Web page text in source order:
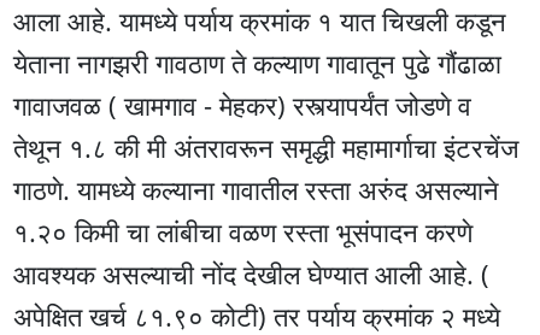
आला आहे. यामध्ये पर्याय क्रमांक १ यात चिखली कडून
येताना नागझरी गावठाण ते कल्याण गावातून पुढे गौंढाळा
गावाजवळ ( खामगाव - मेहकर) रस्त्यापर्यंत जोडणे व
तेथून १.८ की मी अंतरावरून समृद्धी महामार्गाचा इंटरचेंज
गाठणे. यामध्ये कल्याना गावातील रस्ता अरुंद असल्याने
१.२० किमी चा लांबीचा वळण रस्ता भूसंपादन करणे
आवश्यक असल्याची नोंद देखील घेण्यात आली आहे. (
अपेक्षित खर्च ८१.९० कोटी) तर पर्याय क्रमांक २ मध्ये